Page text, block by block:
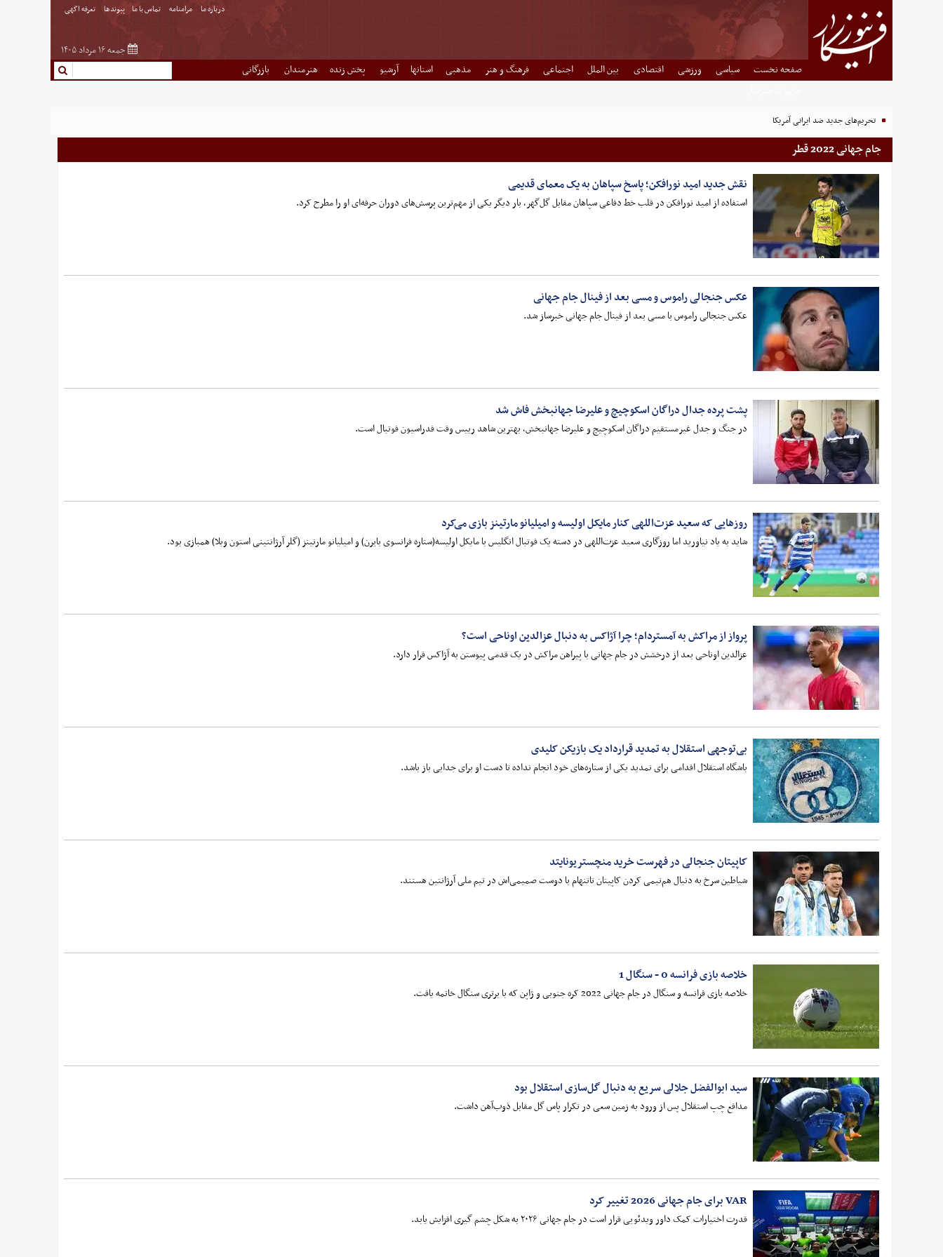
درباره ما مرامنامه تماس با ما پیوندها تعرفه اگهی
جمعه ۱۶ مرداد ۱۴۰۵
صفحه نخست سیاسی ورزشی اقتصادی بین الملل اجتماعی فرهنگ و هنر مذهبی استانها آرشیو پخش زنده هنرمندان
بازرگانی
تحریم‌های جدید ضد ایرانی آمریکا
جام جهانی 2022 قطر
نقش جدید امید نورافکن؛ پاسخ سپاهان به یک معمای قدیمی
استفاده از امید نورافکن در قلب خط دفاعی سپاهان مقابل گل‌گهر، بار دیگر یکی از مهم‌ترین پرسش‌های دوران حرفه‌ای او را مطرح کرد.
عکس جنجالی راموس و مسی بعد از فینال جام جهانی
عکس جنجالی راموس با مسی بعد از فینال جام جهانی خبرساز شد.
پشت پرده جدال دراگان اسکوچیچ و علیرضا جهانبخش فاش شد
در جنگ و جدل غیرمستقیم دراگان اسکوچیچ و علیرضا جهانبخش، بهترین شاهد رییس وقت فدراسیون فوتبال است.
روزهایی که سعید عزت‌اللهی کنار مایکل اولیسه و امیلیانو مارتینز بازی می‌کرد
شاید به یاد نیاورید اما روزگاری سعید عزت‌اللهی در دسته یک فوتبال انگلیس با مایکل اولیسه(ستاره فرانسوی بایرن) و امیلیانو مارتینز (گلر آرژانتینی استون ویلا) همبازی بود.
پرواز از مراکش به آمستردام؛ چرا آژاکس به دنبال عزالدین اوناحی است؟
عزالدین اوناحی بعد از درخشش در جام جهانی با پیراهن مراکش در یک قدمی پیوستن به آژاکس قرار دارد.
بی‌توجهی استقلال به تمدید قرارداد یک بازیکن کلیدی
باشگاه استقلال اقدامی برای تمدید یکی از ستاره‌های خود انجام نداده تا دست او برای جدایی باز باشد.
کاپیتان جنجالی در فهرست خرید منچستریونایتد
شیاطین سرخ به دنبال هم‌تیمی کردن کاپیتان تاتنهام با دوست صمیمی‌اش در تیم ملی آرژانتین هستند.
خلاصه بازی فرانسه 0 - سنگال 1
خلاصه بازی فرانسه و سنگال در جام جهانی 2022 کره جنوبی و ژاپن که با برتری سنگال خاتمه یافت.
سید ابوالفضل جلالی سریع به دنبال گل‌سازی استقلال بود
مدافع چپ استقلال پس از ورود به زمین سعی در تکرار پاس گل مقابل ذوب‌آهن داشت.
VAR برای جام جهانی 2026 تغییر کرد
قدرت اختیارات کمک داور ویدئویی قرار است در جام جهانی ۲۰۲۶ به شکل چشم گیری افزایش یابد.